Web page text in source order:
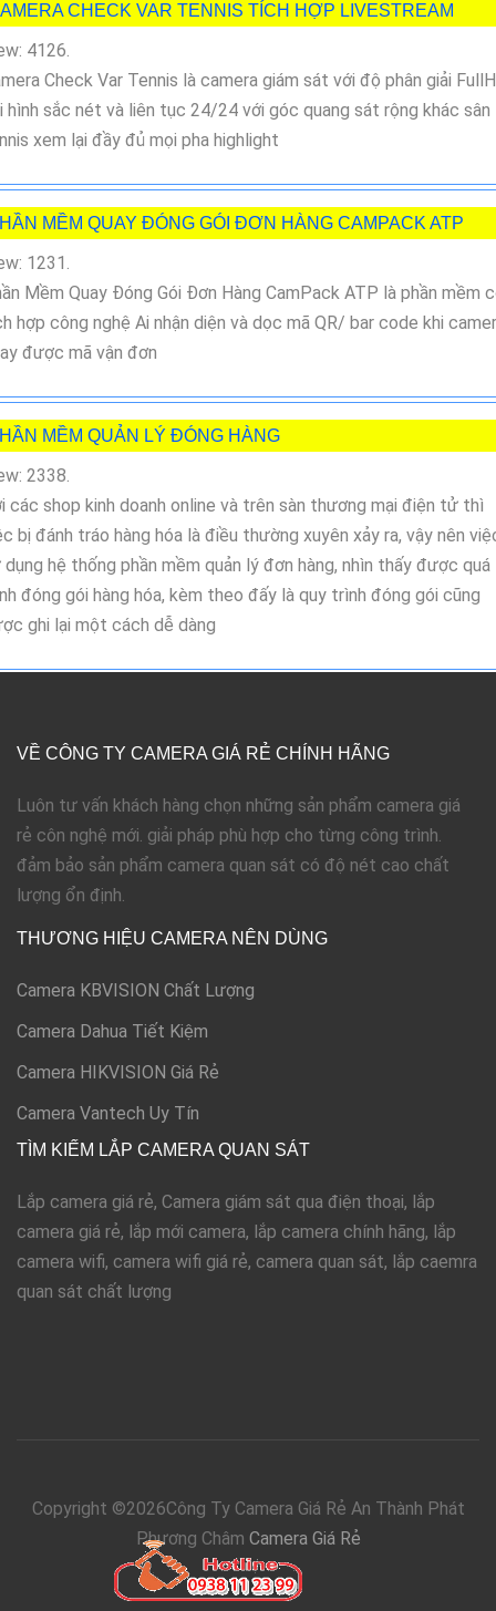
CHECK VAR TENNIS TÍCH HỢP LIVESTREAM
4126.
Check Var Tennis là camera giám sát với độ phân giải
hình sắc nét và liên tục 24/24 với góc quang sát rộng khác sân
xem lại đầy đủ mọi pha highlight
MỀM QUAY ĐÓNG GÓI ĐƠN HÀNG CAMPACK ATP
1231.
Mềm Quay Đóng Gói Đơn Hàng CamPack ATP là phần mềm
hợp công nghệ Ai nhận diện và dọc mã QR/ bar code khi
được mã vận đơn
MỀM QUẢN LÝ ĐÓNG HÀNG
2338.
các shop kinh doanh online và trên sàn thương mại điện tử thì
bị đánh tráo hàng hóa là điều thường xuyên xảy ra, vậy nên
dụng hệ thống phần mềm quản lý đơn hàng, nhìn thấy được quá
đóng gói hàng hóa, kèm theo đấy là quy trình đóng gói cũng
ghi lại một cách dễ dàng
VỀ CÔNG TY CAMERA GIÁ RẺ CHÍNH HÃNG
Luôn tư vấn khách hàng chọn những sản phẩm camera giá
rẻ côn nghệ mới. giải pháp phù hợp cho từng công trình.
đảm bảo sản phẩm camera quan sát có độ nét cao chất
lượng ổn định.
THƯƠNG HIỆU CAMERA NÊN DÙNG
Camera KBVISION Chất Lượng
Camera Dahua Tiết Kiệm
Camera HIKVISION Giá Rẻ
Camera Vantech Uy Tín
TÌM KIẾM LẮP CAMERA QUAN SÁT
Lắp camera giá rẻ, Camera giám sát qua điện thoại, lắp
camera giá rẻ, lắp mới camera, lắp camera chính hãng, lắp
camera wifi, camera wifi giá rẻ, camera quan sát, lắp caemra
quan sát chất lượng
Copyright ©2026Công Ty Camera Giá Rẻ An Thành Phát
Phương Châm Camera Giá Rẻ